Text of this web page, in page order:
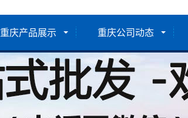
重庆产品展示 重庆公司动态